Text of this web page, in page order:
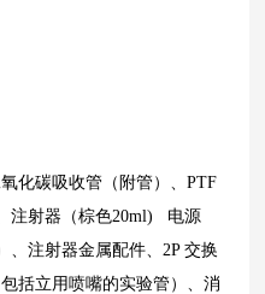
化碳吸收管（附管）、PTF
注射器（棕色20ml) 电源
、注射器金属配件、2P 交换
括立用喷嘴的实验管）、消